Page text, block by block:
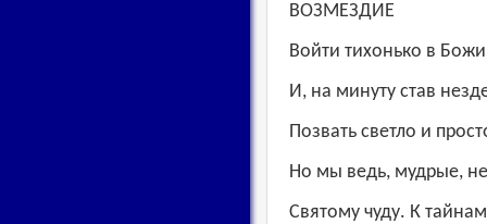
ВОЗМЕЗДИЕ
Войти тихонько в
И, на минуту став
Позвать светло и
Но мы ведь, мудрые,
Святому чуду. К